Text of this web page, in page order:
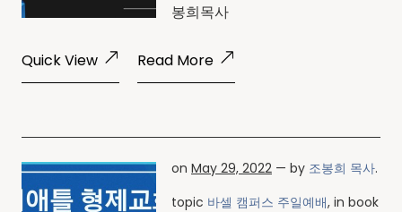
봉희목사
Quick View Read More
on May 29, 2022 — by 조봉희 목사.
topic 바셀 캠퍼스 주일예배, in book